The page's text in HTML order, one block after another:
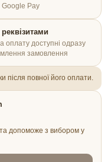
Google Pay
оплату доступні одразу
замовлення
після повної його оплати.
та допоможе з вибором у